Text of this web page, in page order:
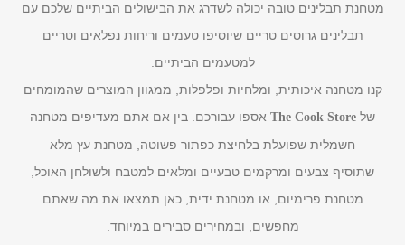
מטחנת תבלינים טובה יכולה לשדרג את הבישולים הביתיים שלכם עם
תבלינים גרוסים טריים שיוסיפו טעמים וריחות נפלאים וטריים
למטעמים הביתיים.
קנו מטחנה איכותית, ומלחיות ופלפלות, ממגוון המוצרים שהמומחים
של The Cook Store אספו עבורכם. בין אם אתם מעדיפים מטחנה
חשמלית שפועלת בלחיצת כפתור פשוטה, מטחנת עץ מלא
שתוסיף צבעים ומרקמים טבעיים ומלאים למטבח ולשולחן האוכל,
מטחנת פרימיום, או מטחנת ידית, כאן תמצאו את מה שאתם
מחפשים, ובמחירים סבירים במיוחד.